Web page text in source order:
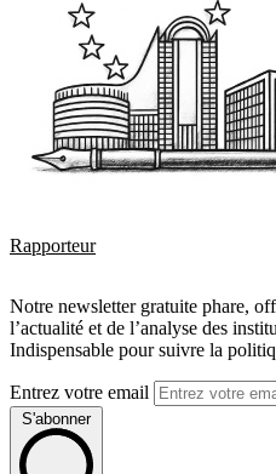
Rapporteur
Notre newsletter gratuite phare,
l’actualité et de l’analyse des
Indispensable pour suivre la
Entrez votre email
S'abonner